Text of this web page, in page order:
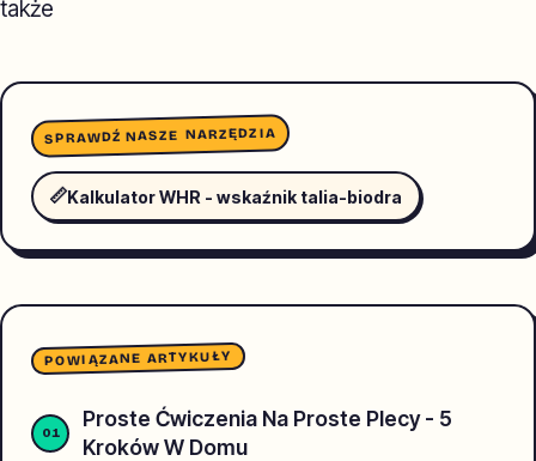
także
SPRAWDŹ NASZE NARZĘDZIA
📏Kalkulator WHR - wskaźnik talia-biodra
POWIĄZANE ARTYKUŁY
Proste Ćwiczenia Na Proste Plecy - 5
Kroków W Domu